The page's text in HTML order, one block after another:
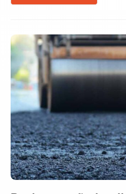
2026:
SOBRE
ANTES
DO
APITO
INICIAL